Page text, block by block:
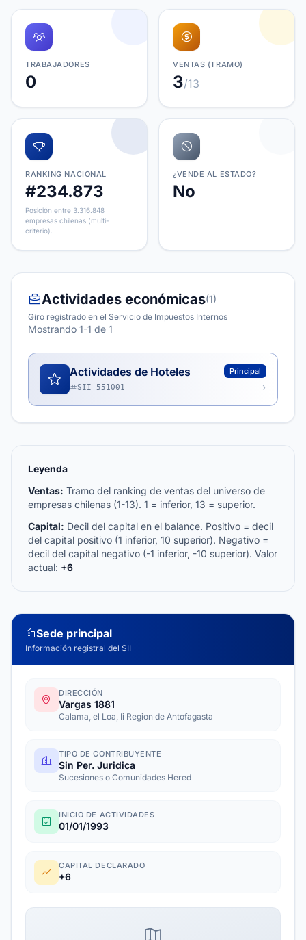
TRABAJADORES
0
VENTAS (TRAMO)
3/13
RANKING NACIONAL
#234.873
Posición entre 3.316.848
empresas chilenas (multi-
criterio).
¿VENDE AL ESTADO?
No
Actividades económicas(1)
Giro registrado en el Servicio de Impuestos Internos
Mostrando 1-1 de 1
Actividades de Hoteles Principal
SII 551001
Leyenda
Ventas: Tramo del ranking de ventas del universo de
empresas chilenas (1-13). 1 = inferior, 13 = superior.
Capital: Decil del capital en el balance. Positivo = decil
del capital positivo (1 inferior, 10 superior). Negativo =
decil del capital negativo (-1 inferior, -10 superior). Valor
actual: +6
Sede principal
Información registral del SII
DIRECCIÓN
Vargas 1881
Calama, el Loa, Ii Region de Antofagasta
TIPO DE CONTRIBUYENTE
Sin Per. Juridica
Sucesiones o Comunidades Hered
INICIO DE ACTIVIDADES
01/01/1993
CAPITAL DECLARADO
+6